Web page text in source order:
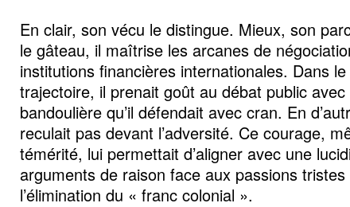
En clair, son vécu le distingue. Mieux, son
le gâteau, il maîtrise les arcanes de
institutions financières internationales. Dans
trajectoire, il prenait goût au débat public
bandoulière qu’il défendait avec cran. En
reculait pas devant l’adversité. Ce courage,
témérité, lui permettait d’aligner avec une
arguments de raison face aux passions
l’élimination du « franc colonial ».